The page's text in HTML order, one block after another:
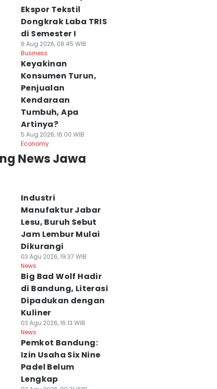
Ekspor Tekstil
Dongkrak Laba TRIS
di Semester I
6 Aug 2026, 08:45 WIB
Business
Keyakinan
Konsumen Turun,
Penjualan
Kendaraan
Tumbuh, Apa
Artinya?
5 Aug 2026, 16:00 WIB
Economy
News Jawa
Industri
Manufaktur Jabar
Lesu, Buruh Sebut
Jam Lembur Mulai
Dikurangi
03 Agu 2026, 19:37 WIB
News
Big Bad Wolf Hadir
di Bandung, Literasi
Dipadukan dengan
Kuliner
03 Agu 2026, 16:13 WIB
News
Pemkot Bandung:
Izin Usaha Six Nine
Padel Belum
Lengkap